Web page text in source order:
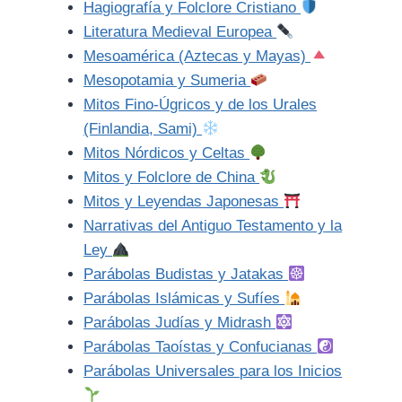
Hagiografía y Folclore Cristiano
Literatura Medieval Europea
Mesoamérica (Aztecas y Mayas)
Mesopotamia y Sumeria
Mitos Fino-Úgricos y de los Urales
(Finlandia, Sami)
Mitos Nórdicos y Celtas
Mitos y Folclore de China
Mitos y Leyendas Japonesas
Narrativas del Antiguo Testamento y la
Ley
Parábolas Budistas y Jatakas
Parábolas Islámicas y Sufíes
Parábolas Judías y Midrash
Parábolas Taoístas y Confucianas
Parábolas Universales para los Inicios